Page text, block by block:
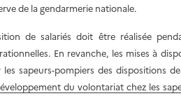
de la gendarmerie nationale.
de salariés doit être réalisée
En revanche, les mises à
sapeurs-pompiers des dispositions de
du volontariat chez les